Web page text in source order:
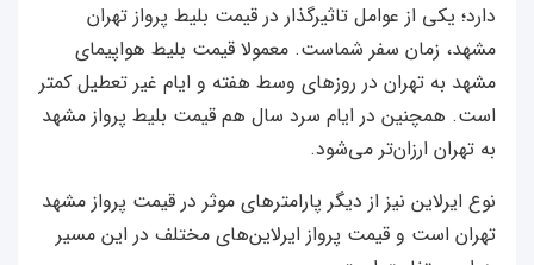
دارد؛ یکی از عوامل تاثیرگذار در قیمت بلیط پرواز تهران
مشهد، زمان سفر شماست. معمولا قیمت بلیط هواپیمای
مشهد به تهران در روزهای وسط هفته و ایام غیر تعطیل کمتر
است. همچنین در ایام سرد سال هم قیمت بلیط پرواز مشهد
به تهران ارزان‌تر می‌شود.
نوع ایرلاین نیز از دیگر پارامترهای موثر در قیمت پرواز مشهد
تهران است و قیمت پرواز ایرلاین‌های مختلف در این مسیر